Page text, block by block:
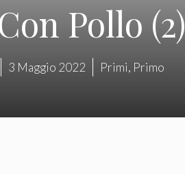
Pollo (2)
3 Maggio 2022 Primi, Primo